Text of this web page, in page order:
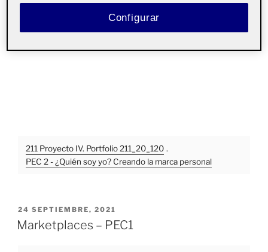
211 Proyecto IV. Portfolio 211_20_120 .
PEC 2 - ¿Quién soy yo? Creando la marca personal
PUBLICADO
EL
24 SEPTIEMBRE, 2021
Marketplaces – PEC1
Configurar